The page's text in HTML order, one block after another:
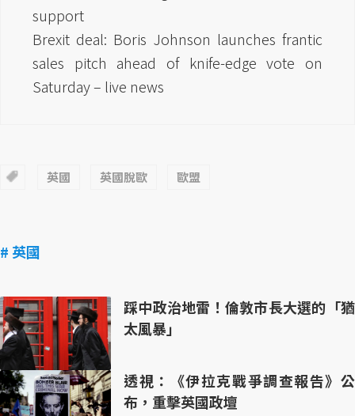
support
Brexit deal: Boris Johnson launches frantic
sales pitch ahead of knife-edge vote on
Saturday – live news
英國 英國脫歐 歐盟
# 英國
踩中政治地雷！倫敦市長大選的「猶
太風暴」
透視：《伊拉克戰爭調查報告》公
布，重擊英國政壇